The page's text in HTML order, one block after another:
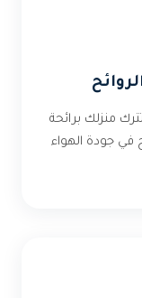
منزلك برائحة
جودة الهواء